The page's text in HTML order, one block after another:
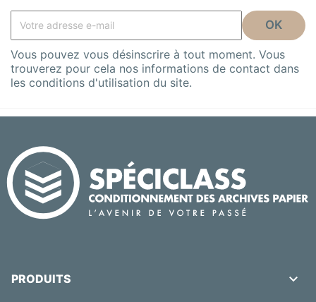
Vous pouvez vous désinscrire à tout moment. Vous
trouverez pour cela nos informations de contact dans
les conditions d'utilisation du site.
PRODUITS 